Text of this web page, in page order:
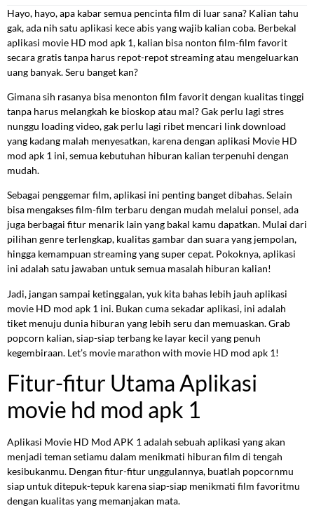
Hayo, hayo, apa kabar semua pencinta film di luar sana? Kalian tahu
gak, ada nih satu aplikasi kece abis yang wajib kalian coba. Berbekal
aplikasi movie HD mod apk 1, kalian bisa nonton film-film favorit
secara gratis tanpa harus repot-repot streaming atau mengeluarkan
uang banyak. Seru banget kan?
Gimana sih rasanya bisa menonton film favorit dengan kualitas tinggi
tanpa harus melangkah ke bioskop atau mal? Gak perlu lagi stres
nunggu loading video, gak perlu lagi ribet mencari link download
yang kadang malah menyesatkan, karena dengan aplikasi Movie HD
mod apk 1 ini, semua kebutuhan hiburan kalian terpenuhi dengan
mudah.
Sebagai penggemar film, aplikasi ini penting banget dibahas. Selain
bisa mengakses film-film terbaru dengan mudah melalui ponsel, ada
juga berbagai fitur menarik lain yang bakal kamu dapatkan. Mulai dari
pilihan genre terlengkap, kualitas gambar dan suara yang jempolan,
hingga kemampuan streaming yang super cepat. Pokoknya, aplikasi
ini adalah satu jawaban untuk semua masalah hiburan kalian!
Jadi, jangan sampai ketinggalan, yuk kita bahas lebih jauh aplikasi
movie HD mod apk 1 ini. Bukan cuma sekadar aplikasi, ini adalah
tiket menuju dunia hiburan yang lebih seru dan memuaskan. Grab
popcorn kalian, siap-siap terbang ke layar kecil yang penuh
kegembiraan. Let’s movie marathon with movie HD mod apk 1!
Fitur-fitur Utama Aplikasi
movie hd mod apk 1
Aplikasi Movie HD Mod APK 1 adalah sebuah aplikasi yang akan
menjadi teman setiamu dalam menikmati hiburan film di tengah
kesibukanmu. Dengan fitur-fitur unggulannya, buatlah popcornmu
siap untuk ditepuk-tepuk karena siap-siap menikmati film favoritmu
dengan kualitas yang memanjakan mata.